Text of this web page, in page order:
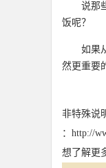
说那
饭呢？
如果
然更重要
非特殊说
：http://
想了解更